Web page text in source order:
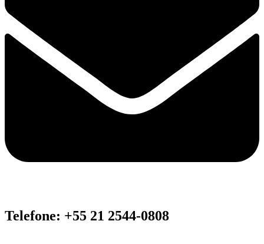
Telefone: +55 21 2544-0808